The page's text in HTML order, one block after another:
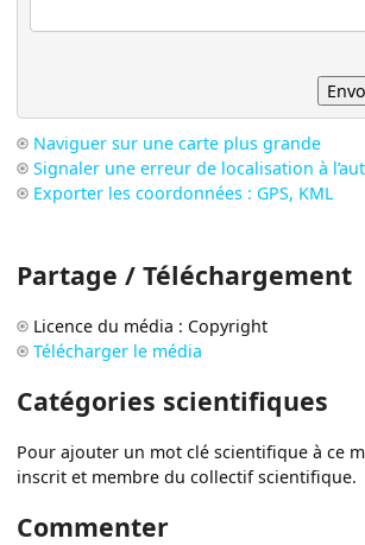
Naviguer sur une carte plus grande
Signaler une erreur de localisation à
Exporter les coordonnées : GPS, KML
Partage / Téléchargement
Licence du média : Copyright
Télécharger le média
Catégories scientifiques
Pour ajouter un mot clé scientifique à ce
inscrit et membre du collectif scientifique.
Commenter